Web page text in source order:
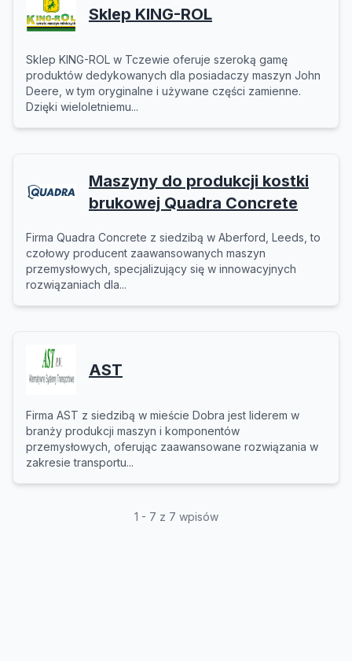
Sklep KING-ROL
Sklep KING-ROL w Tczewie oferuje szeroką gamę
produktów dedykowanych dla posiadaczy maszyn John
Deere, w tym oryginalne i używane części zamienne.
Dzięki wieloletniemu...
Maszyny do produkcji kostki
brukowej Quadra Concrete
Firma Quadra Concrete z siedzibą w Aberford, Leeds, to
czołowy producent zaawansowanych maszyn
przemysłowych, specjalizujący się w innowacyjnych
rozwiązaniach dla...
AST
Firma AST z siedzibą w mieście Dobra jest liderem w
branży produkcji maszyn i komponentów
przemysłowych, oferując zaawansowane rozwiązania w
zakresie transportu...
1 - 7 z 7 wpisów